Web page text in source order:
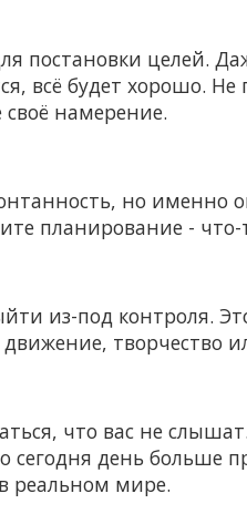
постановки целей.
всё будет хорошо.
своё намерение.
но именно
планирование -
из-под контроля.
творчество
что вас не
сегодня день больше
реальном мире.